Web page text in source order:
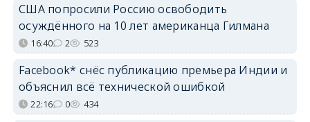
США попросили Россию освободить
осуждённого на 10 лет американца Гилмана
16:40 2 523
Facebook* снёс публикацию премьера Индии и
объяснил всё технической ошибкой
22:16 0 434